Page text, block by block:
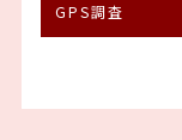
GPS調査